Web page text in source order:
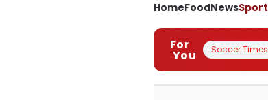
HomeFoodNewsSport
For
You Soccer Times